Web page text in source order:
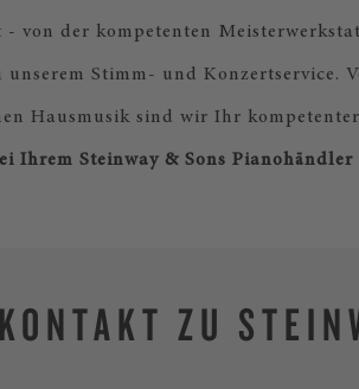
- von der kompetenten
Stimm- und Konzertservice.
Hausmusik sind wir Ihr
Ihrem Steinway & Sons
ZU